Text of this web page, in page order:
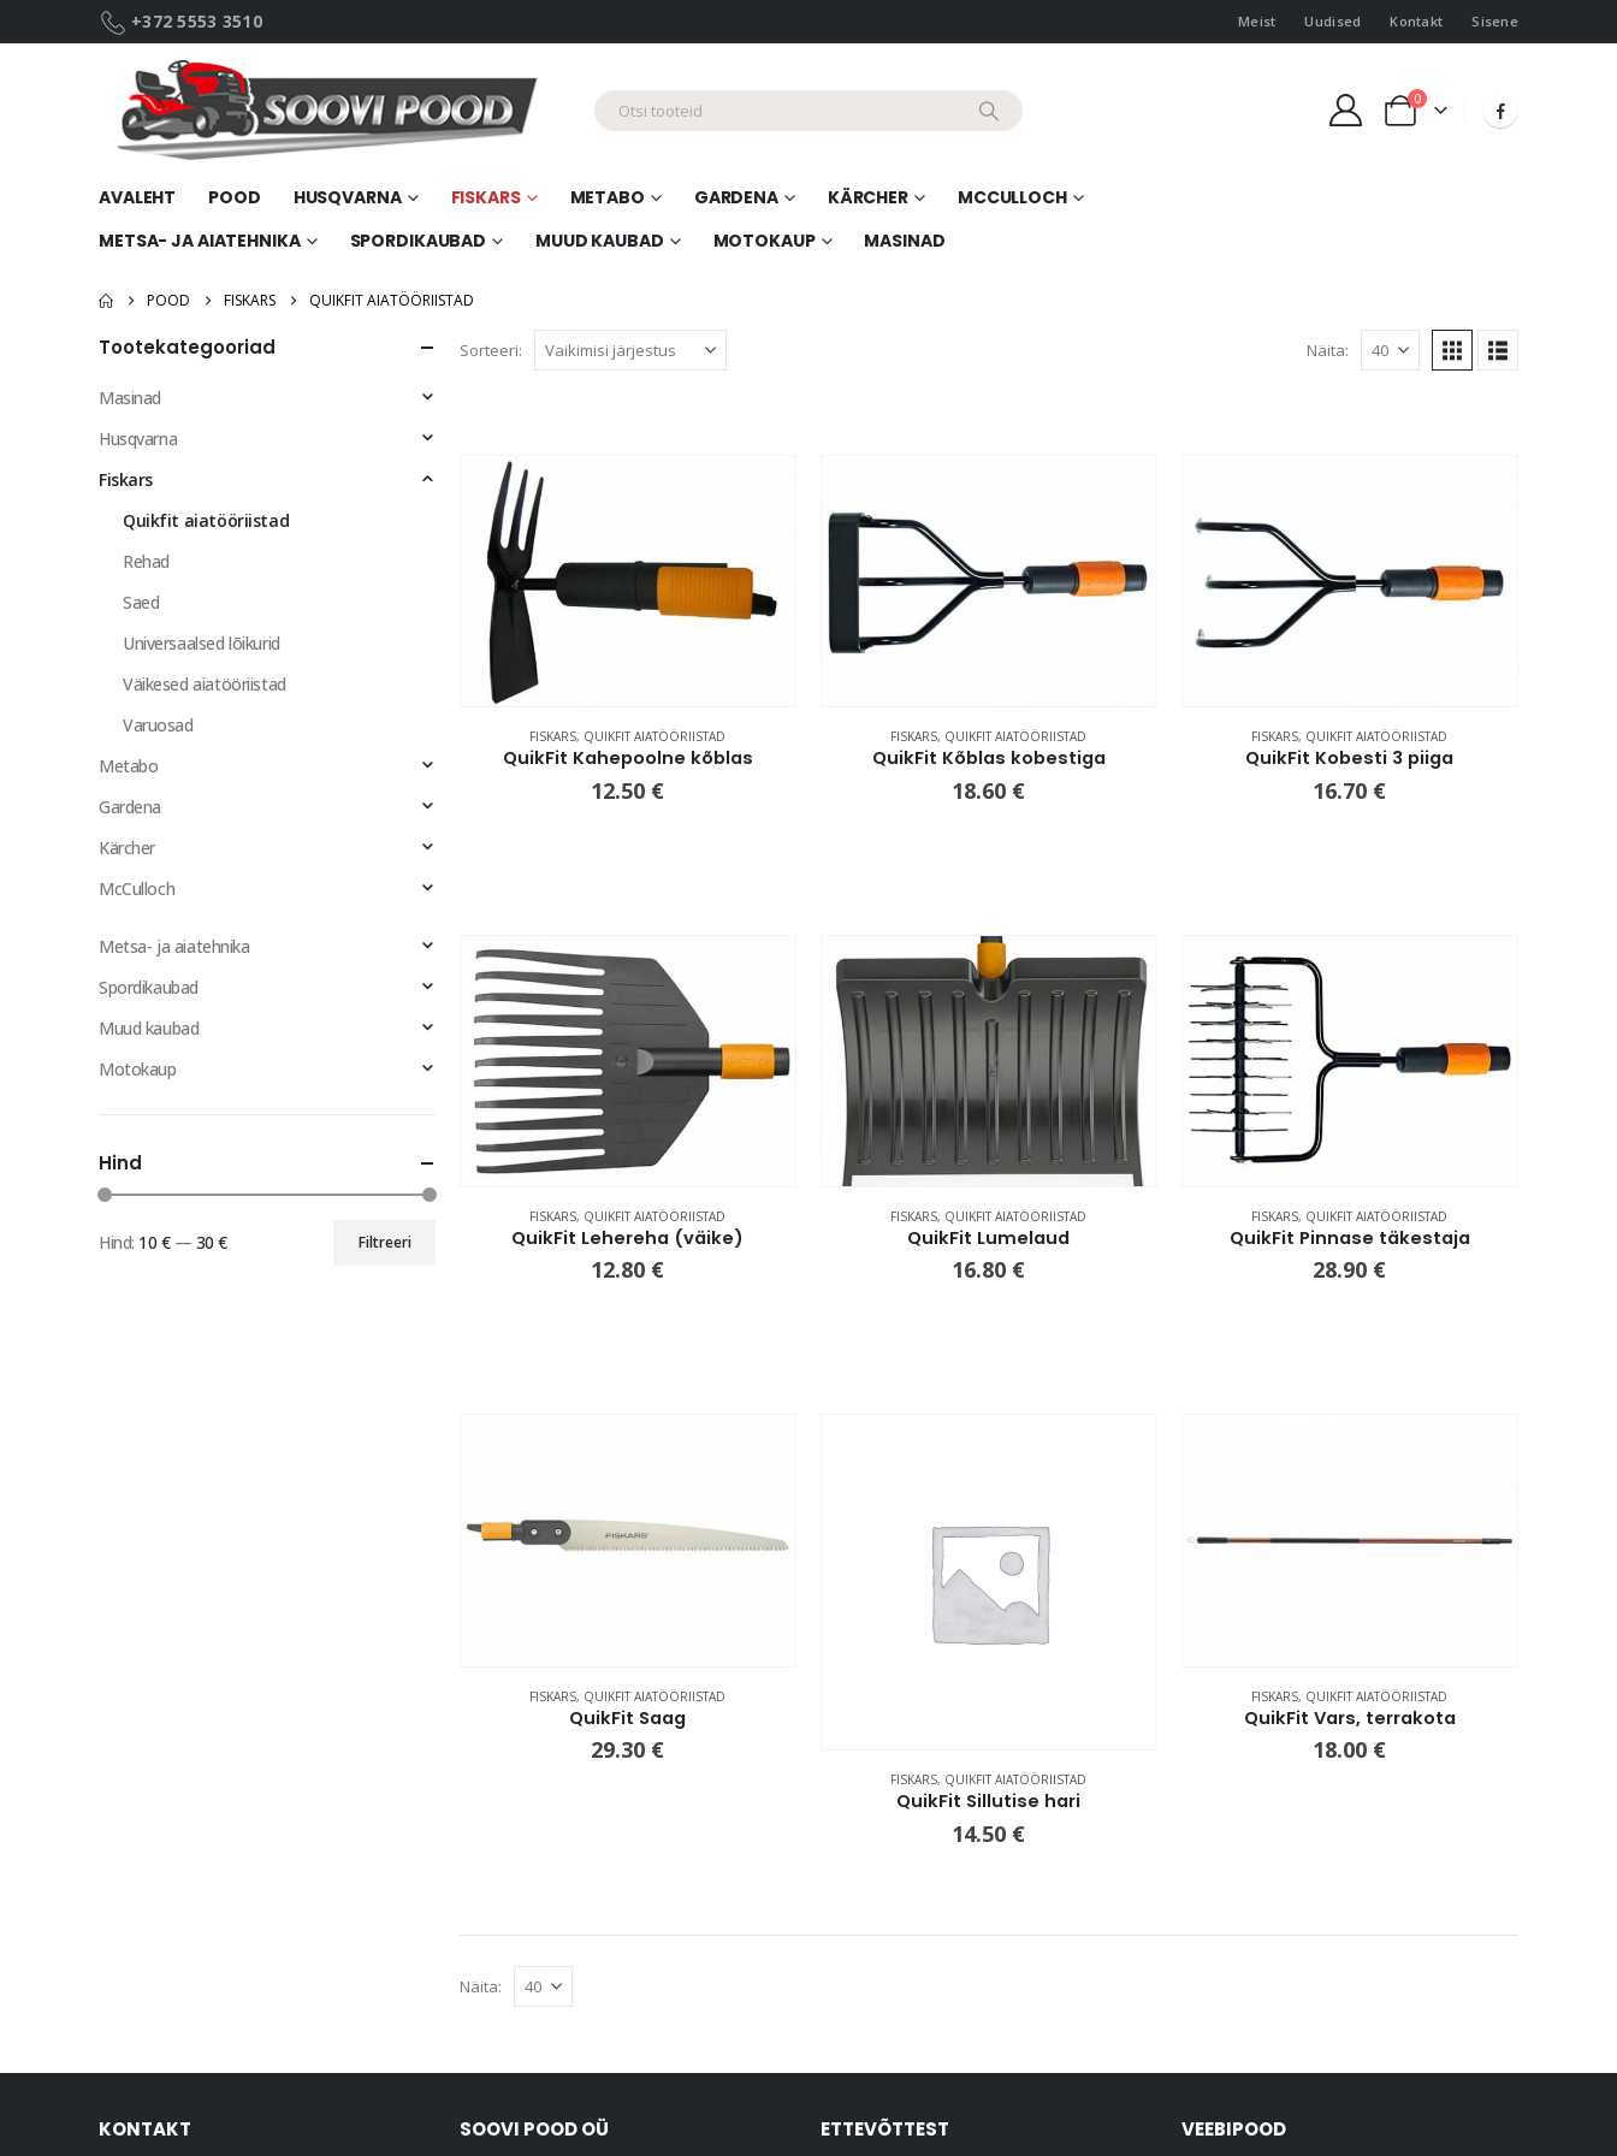
+372 5553 3510 Meist Uudised Kontakt Sisene
0
AVALEHT POOD HUSQVARNA FISKARS METABO GARDENA KÄRCHER
MCCULLOCH
METSA- JA AIATEHNIKA
SPORDIKAUBAD MUUD KAUBAD MOTOKAUP MASINAD
POOD FISKARS QUIKFIT AIATÖÖRIISTAD
Sorteeri: Näita:
FISKARS, QUIKFIT AIATÖÖRIISTAD
QuikFit Kahepoolne kõblas
12.50 €
FISKARS, QUIKFIT AIATÖÖRIISTAD
QuikFit Kõblas kobestiga
18.60 €
FISKARS, QUIKFIT AIATÖÖRIISTAD
QuikFit Kobesti 3 piiga
16.70 €
FISKARS, QUIKFIT AIATÖÖRIISTAD
QuikFit Lehereha (väike)
12.80 €
FISKARS, QUIKFIT AIATÖÖRIISTAD
QuikFit Lumelaud
16.80 €
FISKARS, QUIKFIT AIATÖÖRIISTAD
QuikFit Pinnase täkestaja
28.90 €
FISKARS, QUIKFIT AIATÖÖRIISTAD
QuikFit Saag
29.30 €
FISKARS, QUIKFIT AIATÖÖRIISTAD
QuikFit Sillutise hari
14.50 €
FISKARS, QUIKFIT AIATÖÖRIISTAD
QuikFit Vars, terrakota
18.00 €
Näita:
Tootekategooriad
Masinad
Husqvarna
Fiskars
Quikfit aiatööriistad
Rehad
Saed
Universaalsed lõikurid
Väikesed aiatööriistad
Varuosad
Metabo
Gardena
Kärcher
McCulloch
Metsa- ja aiatehnika
Spordikaubad
Muud kaubad
Motokaup
Hind
Filtreeri
Hind: 10 €— 30 €
KONTAKT SOOVI POOD OÜ ETTEVÕTTEST VEEBIPOOD